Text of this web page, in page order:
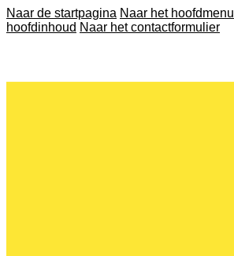
Naar de startpagina Naar het hoofdmenu
hoofdinhoud Naar het contactformulier